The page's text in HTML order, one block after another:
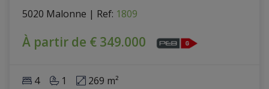
5020 Malonne | Ref: 1809
À partir de € 349.000
4 1 269 m²